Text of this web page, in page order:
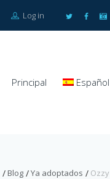
Log in
Principal Español
Blog Ya adoptados Ozzy